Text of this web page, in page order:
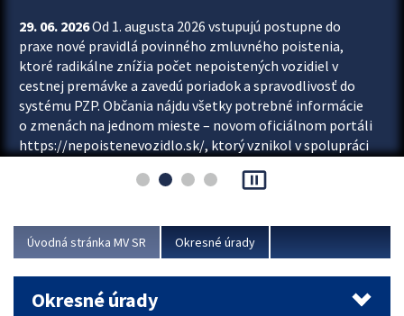
29. 06. 2026Od 1. augusta 2026 vstupujú postupne do
praxe nové pravidlá povinného zmluvného poistenia,
ktoré radikálne znížia počet nepoistených vozidiel v
cestnej premávke a zavedú poriadok a spravodlivosť do
systému PZP. Občania nájdu všetky potrebné informácie
o zmenách na jednom mieste – novom oficiálnom portáli
https://nepoistenevozidlo.sk/, ktorý vznikol v spolupráci
asociácie poisťovní (SLASPO) a Ministerstva vnútra SR.
Viac
pause_presentation
Úvodná stránka MV SR Okresné úrady
Okresné úrady